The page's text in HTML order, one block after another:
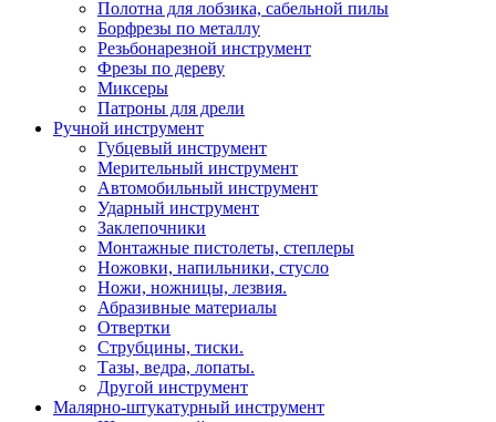
Полотна для лобзика, сабельной пилы
Борфрезы по металлу
Резьбонарезной инструмент
Фрезы по дереву
Миксеры
Патроны для дрели
Ручной инструмент
Губцевый инструмент
Мерительный инструмент
Автомобильный инструмент
Ударный инструмент
Заклепочники
Монтажные пистолеты, степлеры
Ножовки, напильники, стусло
Ножи, ножницы, лезвия.
Абразивные материалы
Отвертки
Cтрубцины, тиски.
Тазы, ведра, лопаты.
Другой инструмент
Малярно-штукатурный инструмент